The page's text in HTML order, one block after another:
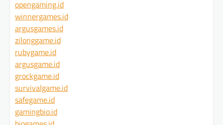
opengaming.id
winnergames.id
argusgames.id
zilonggame.id
rubygame.id
argusgame.id
grockgame.id
survivalgame.id
safegame.id
gamingbio.id